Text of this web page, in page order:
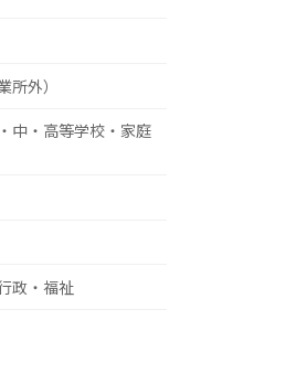
所外）
中・高等学校・家庭
政・福祉